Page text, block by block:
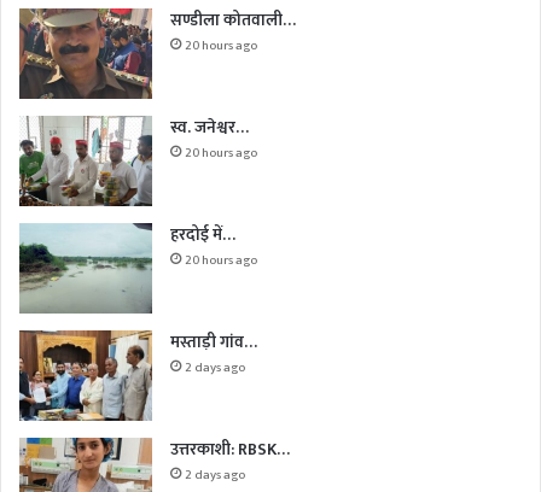
सण्डीला कोतवाली…
20 hours ago
स्व. जनेश्वर…
20 hours ago
हरदोई में…
20 hours ago
मस्ताड़ी गांव…
2 days ago
उत्तरकाशी: RBSK…
2 days ago